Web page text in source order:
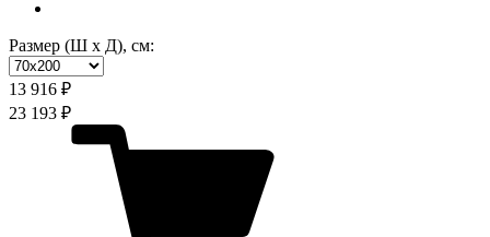
Размер (Ш х Д), см:
13 916 ₽
23 193 ₽